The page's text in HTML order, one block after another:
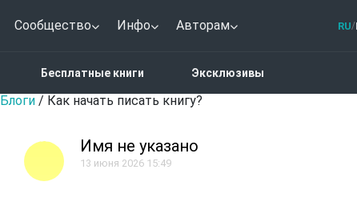
Сообщество Инфо Авторам RU/
Бесплатные книги Эксклюзивы
Блоги / Как начать писать книгу?
Имя не указано
13 июня 2026 15:49